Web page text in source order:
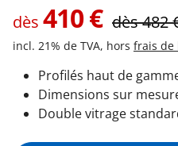
dès 410€ dès482
incl. 21% de TVA, hors frais de
Profilés haut de
Dimensions sur
Double vitrage